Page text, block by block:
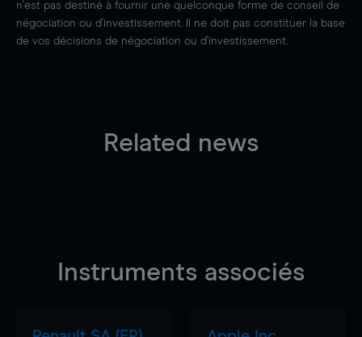
n'est pas destiné à fournir une quelconque forme de conseil de
négociation ou d'investissement. Il ne doit pas constituer la base
de vos décisions de négociation ou d'investissement.
Related news
Instruments associés